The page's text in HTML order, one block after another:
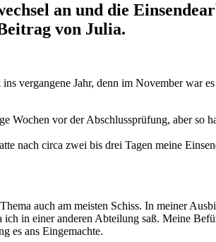
an und die
von Julia.
vergangene Jahr, denn im November war
Wochen vor der Abschlussprüfung, aber so
nach circa zwei bis drei Tagen meine
auch am meisten Schiss. In meiner
in einer anderen Abteilung saß. Meine
es ans Eingemachte.